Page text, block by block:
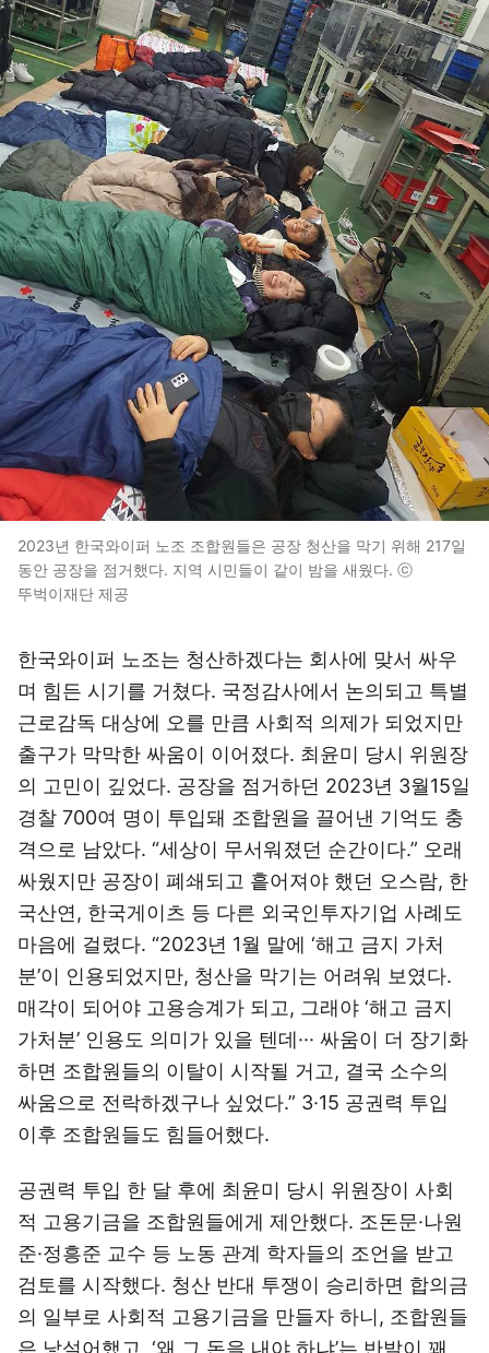
2023년 한국와이퍼 노조 조합원들은 공장 청산을 막기 위해 217일
동안 공장을 점거했다. 지역 시민들이 같이 밤을 새웠다. ⓒ
뚜벅이재단 제공
한국와이퍼 노조는 청산하겠다는 회사에 맞서 싸우
며 힘든 시기를 거쳤다. 국정감사에서 논의되고 특별
근로감독 대상에 오를 만큼 사회적 의제가 되었지만
출구가 막막한 싸움이 이어졌다. 최윤미 당시 위원장
의 고민이 깊었다. 공장을 점거하던 2023년 3월15일
경찰 700여 명이 투입돼 조합원을 끌어낸 기억도 충
격으로 남았다. “세상이 무서워졌던 순간이다.” 오래
싸웠지만 공장이 폐쇄되고 흩어져야 했던 오스람, 한
국산연, 한국게이츠 등 다른 외국인투자기업 사례도
마음에 걸렸다. “2023년 1월 말에 ‘해고 금지 가처
분’이 인용되었지만, 청산을 막기는 어려워 보였다.
매각이 되어야 고용승계가 되고, 그래야 ‘해고 금지
가처분’ 인용도 의미가 있을 텐데··· 싸움이 더 장기화
하면 조합원들의 이탈이 시작될 거고, 결국 소수의
싸움으로 전락하겠구나 싶었다.” 3·15 공권력 투입
이후 조합원들도 힘들어했다.
공권력 투입 한 달 후에 최윤미 당시 위원장이 사회
적 고용기금을 조합원들에게 제안했다. 조돈문·나원
준·정흥준 교수 등 노동 관계 학자들의 조언을 받고
검토를 시작했다. 청산 반대 투쟁이 승리하면 합의금
의 일부로 사회적 고용기금을 만들자 하니, 조합원들
은 낯설어했고, ‘왜 그 돈을 내야 하냐’는 반발이 꽤